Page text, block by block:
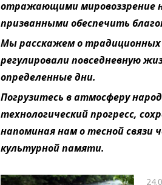
отражающими мировоззрение
призванными обеспечить
Мы расскажем о
регулировали повседневную
определенные дни.
Погрузитесь в атмосферу
технологический прогресс,
напоминая нам о тесной связи
культурной памяти.